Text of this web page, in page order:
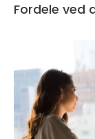
Fordele ved